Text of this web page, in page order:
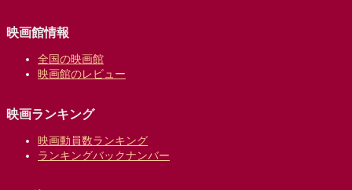
映画館情報
全国の映画館
映画館のレビュー
映画ランキング
映画動員数ランキング
ランキングバックナンバー